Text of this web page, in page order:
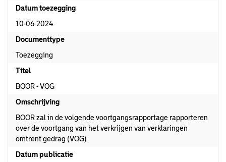
Datum toezegging
10-06-2024
Documenttype
Toezegging
Titel
BOOR - VOG
Omschrijving
BOOR zal in de volgende voortgangsrapportage rapporteren
over de voortgang van het verkrijgen van verklaringen
omtrent gedrag (VOG)
Datum publicatie